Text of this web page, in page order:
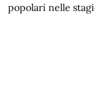
popolari nelle